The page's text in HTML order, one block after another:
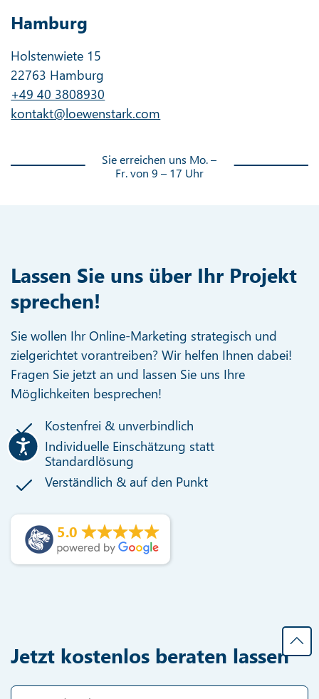
Hamburg
Holstenwiete 15
22763 Hamburg
+49 40 3808930
kontakt@loewenstark.com
Sie erreichen uns Mo. –
Fr. von 9 – 17 Uhr
Lassen Sie uns über Ihr Projekt
sprechen!
Sie wollen Ihr Online-Marketing strategisch und
zielgerichtet vorantreiben? Wir helfen Ihnen dabei!
Fragen Sie jetzt an und lassen Sie uns Ihre
Möglichkeiten besprechen!
Kostenfrei & unverbindlich
Individuelle Einschätzung statt
Standardlösung
Verständlich & auf den Punkt
5.0
Jetzt kostenlos beraten lassen